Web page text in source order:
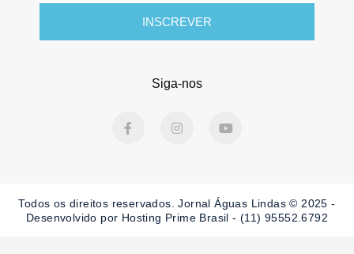
INSCREVER
Siga-nos
a
k
-
n
a
m
o
Todos os direitos reservados. Jornal Águas Lindas © 2025 -
Desenvolvido por Hosting Prime Brasil - (11) 95552.6792